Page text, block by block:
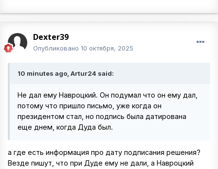
Dexter39
Опубликовано 10 октября, 2025
10 minutes ago, Artur24 said:
Не дал ему Навроцкий. Он подумал что он ему дал,
потому что пришло письмо, уже когда он
президентом стал, но подпись была датирована
еще днем, когда Дуда был.
а где есть информация про дату подписания решения?
Везде пишут, что при Дуде ему не дали, а Навроцкий